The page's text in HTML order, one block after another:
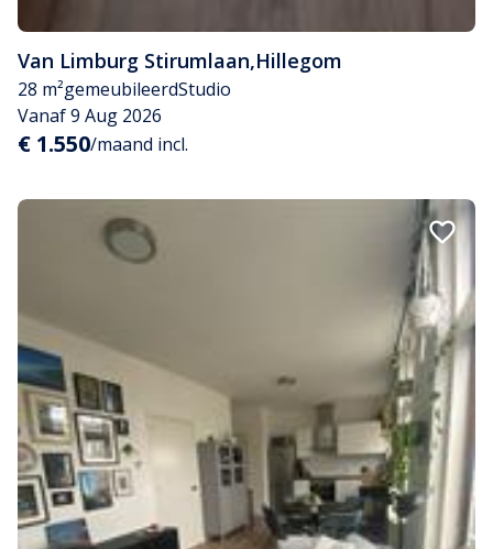
Van Limburg Stirumlaan,Hillegom
28 m²gemeubileerdStudio
Vanaf 9 Aug 2026
€ 1.550/maand incl.